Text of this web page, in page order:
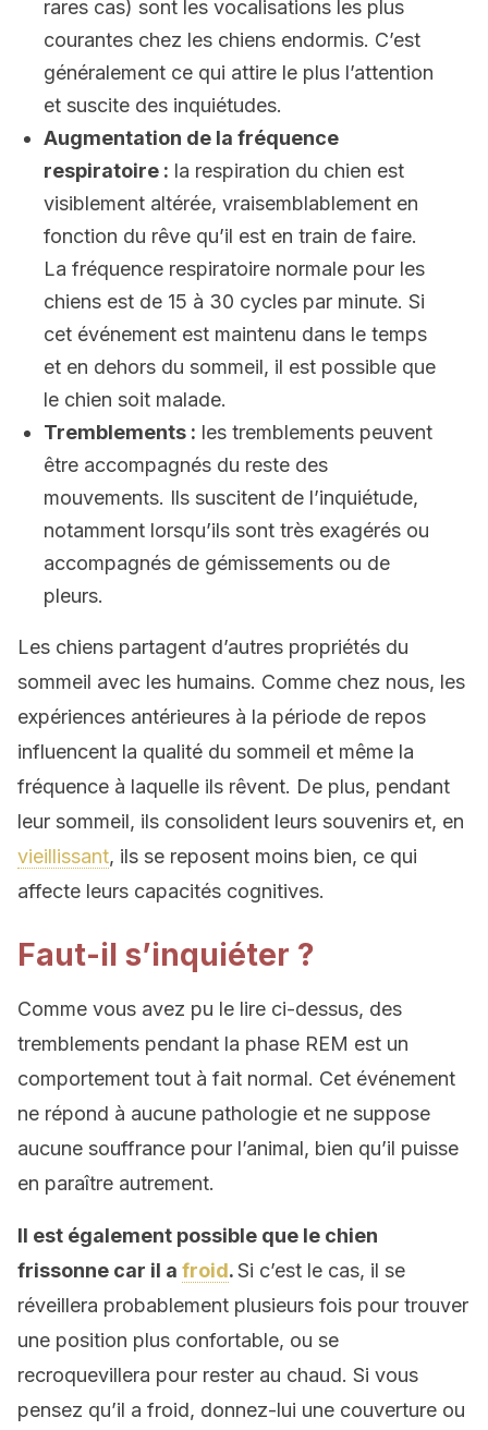
rares cas) sont les vocalisations les plus
courantes chez les chiens endormis. C’est
généralement ce qui attire le plus l’attention
et suscite des inquiétudes.
Augmentation de la fréquence
respiratoire : la respiration du chien est
visiblement altérée, vraisemblablement en
fonction du rêve qu’il est en train de faire.
La fréquence respiratoire normale pour les
chiens est de 15 à 30 cycles par minute. Si
cet événement est maintenu dans le temps
et en dehors du sommeil, il est possible que
le chien soit malade.
Tremblements : les tremblements peuvent
être accompagnés du reste des
mouvements. Ils suscitent de l’inquiétude,
notamment lorsqu’ils sont très exagérés ou
accompagnés de gémissements ou de
pleurs.
Les chiens partagent d’autres propriétés du
sommeil avec les humains. Comme chez nous, les
expériences antérieures à la période de repos
influencent la qualité du sommeil et même la
fréquence à laquelle ils rêvent. De plus, pendant
leur sommeil, ils consolident leurs souvenirs et, en
vieillissant, ils se reposent moins bien, ce qui
affecte leurs capacités cognitives.
Faut-il s’inquiéter ?
Comme vous avez pu le lire ci-dessus, des
tremblements pendant la phase REM est un
comportement tout à fait normal. Cet événement
ne répond à aucune pathologie et ne suppose
aucune souffrance pour l’animal, bien qu’il puisse
en paraître autrement.
Il est également possible que le chien
frissonne car il a froid.Si c’est le cas, il se
réveillera probablement plusieurs fois pour trouver
une position plus confortable, ou se
recroquevillera pour rester au chaud. Si vous
pensez qu’il a froid, donnez-lui une couverture ou